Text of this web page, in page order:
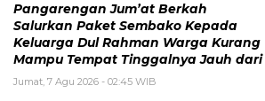
Pangarengan Jum’at Berkah
Salurkan Paket Sembako Kepada
Keluarga Dul Rahman Warga Kurang
Mampu Tempat Tinggalnya Jauh
Jumat, 7 Agu 2026 - 02:45 WIB